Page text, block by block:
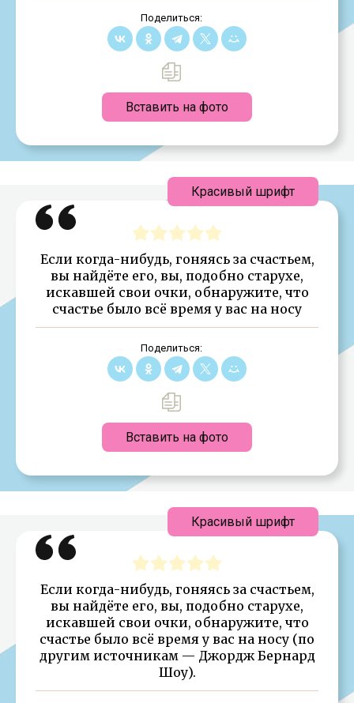
Поделиться:
Вставить на фото
Если когда-нибудь, гоняясь за счастьем,
вы найдёте его, вы, подобно старухе,
искавшей свои очки, обнаружите, что
счастье было всё время у вас на носу
Поделиться:
Вставить на фото
Красивый шрифт
Если когда-нибудь, гоняясь за счастьем,
вы найдёте его, вы, подобно старухе,
искавшей свои очки, обнаружите, что
счастье было всё время у вас на носу (по
другим источникам — Джордж Бернард
Шоу).
Красивый шрифт